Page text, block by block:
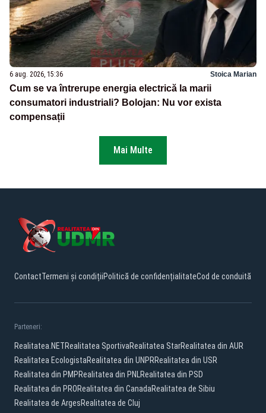
6 aug. 2026, 15:36 Stoica Marian
Cum se va întrerupe energia electrică la marii
consumatori industriali? Bolojan: Nu vor exista
compensații
Mai Multe
ContactTermeni și condițiiPolitică de confidențialitateCod de conduită
Parteneri:
Realitatea.NETRealitatea SportivaRealitatea StarRealitatea din AUR
Realitatea EcologistaRealitatea din UNPRRealitatea din USR
Realitatea din PMPRealitatea din PNLRealitatea din PSD
Realitatea din PRORealitatea din CanadaRealitatea de Sibiu
Realitatea de ArgesRealitatea de Cluj